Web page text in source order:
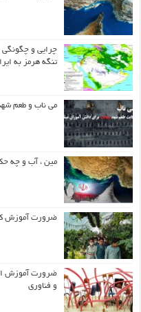
چرایی و چگونگی
تنگه هرمز به
می ناب و طعم
مین ، آب و چه
ضرورت آموزش
ضرورت آموزش
و فناوری